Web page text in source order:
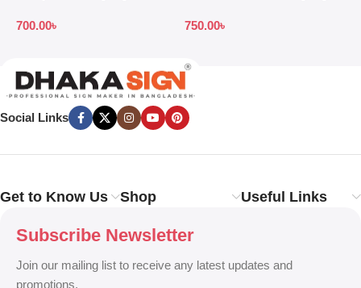
700.00৳
750.00৳
Social Links
Get to Know Us Shop Useful Links
Subscribe Newsletter
Join our mailing list to receive any latest updates and
promotions.